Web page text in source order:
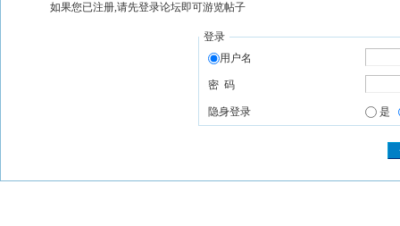
如果您已注册,请先登录论坛即可游览帖子
登录
用户名
密 码
隐身登录 是